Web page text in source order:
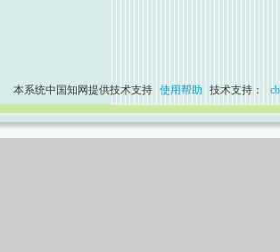
本系统中国知网提供技术支持 使用帮助 技术支持：